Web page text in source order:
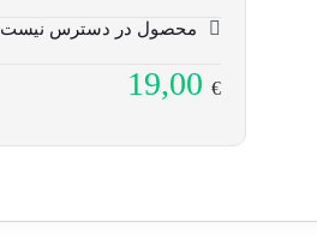
محصول در دسترس نیست
19,00€